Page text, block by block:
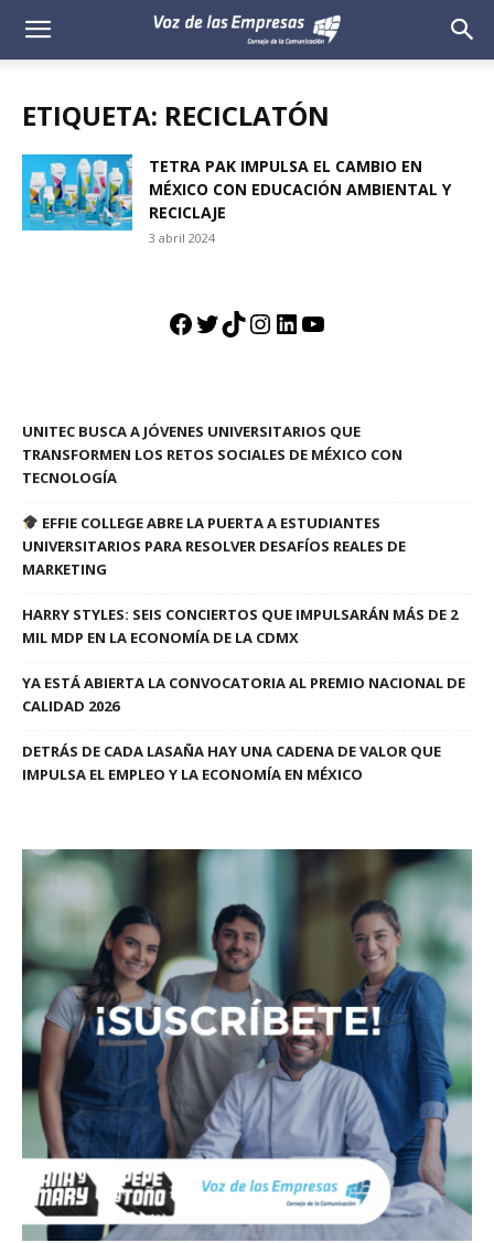
Voz
Empresas
ETIQUETA: RECICLATÓN
TETRA PAK IMPULSA EL CAMBIO EN
MÉXICO CON EDUCACIÓN AMBIENTAL Y
RECICLAJE
3 abril 2024
Facebook
Twitter
TikTok
Instagram
LinkedIn
YouTube
UNITEC BUSCA A JÓVENES UNIVERSITARIOS QUE
TRANSFORMEN LOS RETOS SOCIALES DE MÉXICO CON
TECNOLOGÍA
EFFIE COLLEGE ABRE LA PUERTA A ESTUDIANTES
UNIVERSITARIOS PARA RESOLVER DESAFÍOS REALES DE
MARKETING
HARRY STYLES: SEIS CONCIERTOS QUE IMPULSARÁN MÁS DE 2
MIL MDP EN LA ECONOMÍA DE LA CDMX
YA ESTÁ ABIERTA LA CONVOCATORIA AL PREMIO NACIONAL DE
CALIDAD 2026
DETRÁS DE CADA LASAÑA HAY UNA CADENA DE VALOR QUE
IMPULSA EL EMPLEO Y LA ECONOMÍA EN MÉXICO